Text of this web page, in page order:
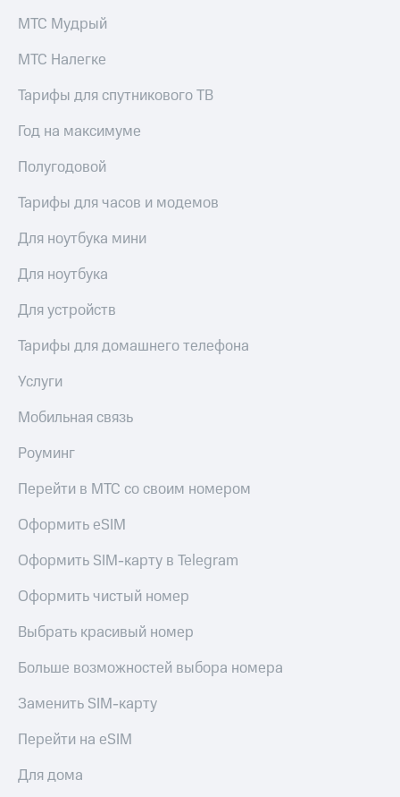
МТС Мудрый
МТС Налегке
Тарифы для спутникового ТВ
Год на максимуме
Полугодовой
Тарифы для часов и модемов
Для ноутбука мини
Для ноутбука
Для устройств
Тарифы для домашнего телефона
Услуги
Мобильная связь
Роуминг
Перейти в МТС со своим номером
Оформить eSIM
Оформить SIM-карту в Telegram
Оформить чистый номер
Выбрать красивый номер
Больше возможностей выбора номера
Заменить SIM-карту
Перейти на eSIM
Для дома